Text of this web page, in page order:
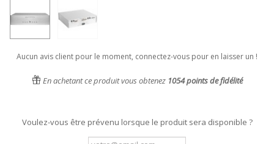
Aucun avis client pour le moment, connectez-vous pour en laisser un !
En achetant ce produit vous obtenez 1054points de fidélité
Voulez-vous être prévenu lorsque le produit sera disponible ?